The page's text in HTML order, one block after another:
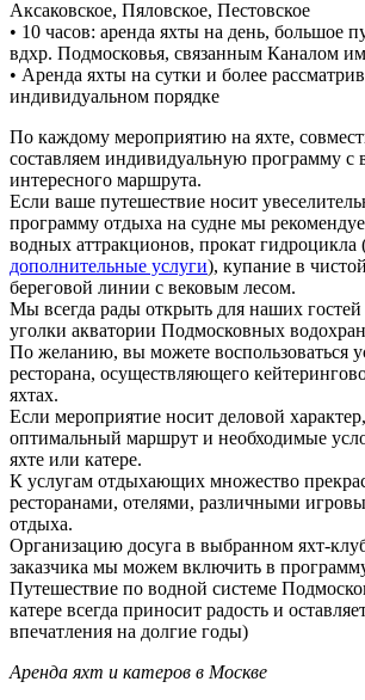
Аксаковское, Пяловское, Пестовское
• 10 часов: аренда яхты на день, большое
вдхр. Подмосковья, связанным Каналом
• Аренда яхты на сутки и более
индивидуальном порядке
По каждому мероприятию на яхте,
составляем индивидуальную программу с
интересного маршрута.
Если ваше путешествие носит
программу отдыха на судне мы
водных аттракционов, прокат гидроцикла
дополнительные услуги), купание в
береговой линии с вековым лесом.
Мы всегда рады открыть для наших
уголки акватории Подмосковных
По желанию, вы можете воспользоваться
ресторана, осуществляющего
яхтах.
Если мероприятие носит деловой
оптимальный маршрут и необходимые
яхте или катере.
К услугам отдыхающих множество
ресторанами, отелями, различными
отдыха.
Организацию досуга в выбранном яхт-
заказчика мы можем включить в
Путешествие по водной системе
катере всегда приносит радость и
впечатления на долгие годы)
Аренда яхт и катеров в Москве